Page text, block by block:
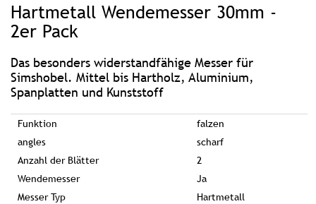
Hartmetall Wendemesser 30mm -
2er Pack
Das besonders widerstandfähige Messer für
Simshobel. Mittel bis Hartholz, Aluminium,
Spanplatten und Kunststoff
Funktion
falzen
angles
scharf
Anzahl der Blätter
2
Wendemesser
Ja
Messer Typ
Hartmetall
Bildgalerie